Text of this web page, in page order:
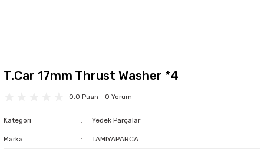
T.Car 17mm Thrust Washer *4
0.0 Puan - 0 Yorum
Kategori Yedek Parçalar
Marka TAMIYAPARCA